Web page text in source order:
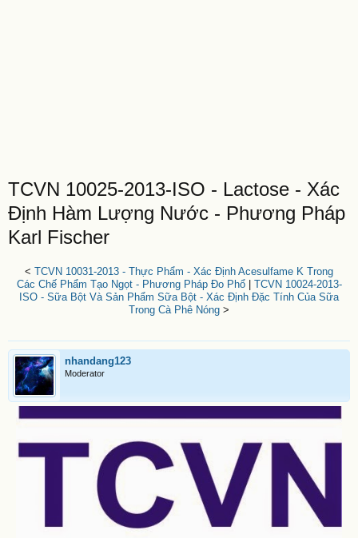
TCVN 10025-2013-ISO - Lactose - Xác
Định Hàm Lượng Nước - Phương Pháp
Karl Fischer
< TCVN 10031-2013 - Thực Phẩm - Xác Định Acesulfame K Trong
Các Chế Phẩm Tạo Ngọt - Phương Pháp Đo Phổ| TCVN 10024-2013-
ISO - Sữa Bột Và Sản Phẩm Sữa Bột - Xác Định Đặc Tính Của Sữa
Trong Cà Phê Nóng >
nhandang123
Moderator